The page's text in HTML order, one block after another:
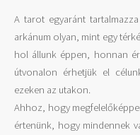
A tarot egyaránt
arkánum olyan, mint egy
hol állunk éppen, honnan
útvonalon érhetjük el
ezeken az utakon.
Ahhoz, hogy
értenünk, hogy mindennek